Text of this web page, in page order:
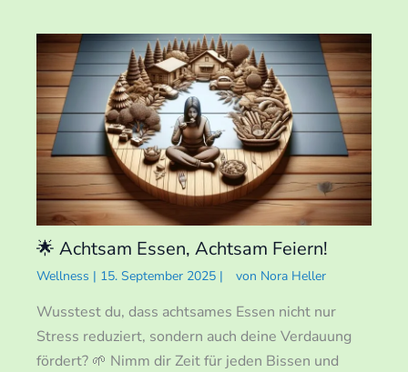
🌟 Achtsam Essen, Achtsam Feiern!
Wellness | 15. September 2025 | von Nora Heller
Wusstest du, dass achtsames Essen nicht nur
Stress reduziert, sondern auch deine Verdauung
fördert? 🌱 Nimm dir Zeit für jeden Bissen und